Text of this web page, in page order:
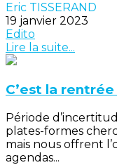
Eric TISSERAND
19 janvier 2023
Edito
Lire la suite...
C’est la rentrée
Période
plates-formes
mais nous offrent
agendas...